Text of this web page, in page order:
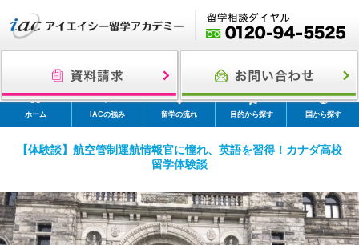
ホーム IACの強み 留学の流れ 目的から探す 国から探す
【体験談】航空管制運航情報官に憧れ、英語を習得！カナダ高校
留学体験談